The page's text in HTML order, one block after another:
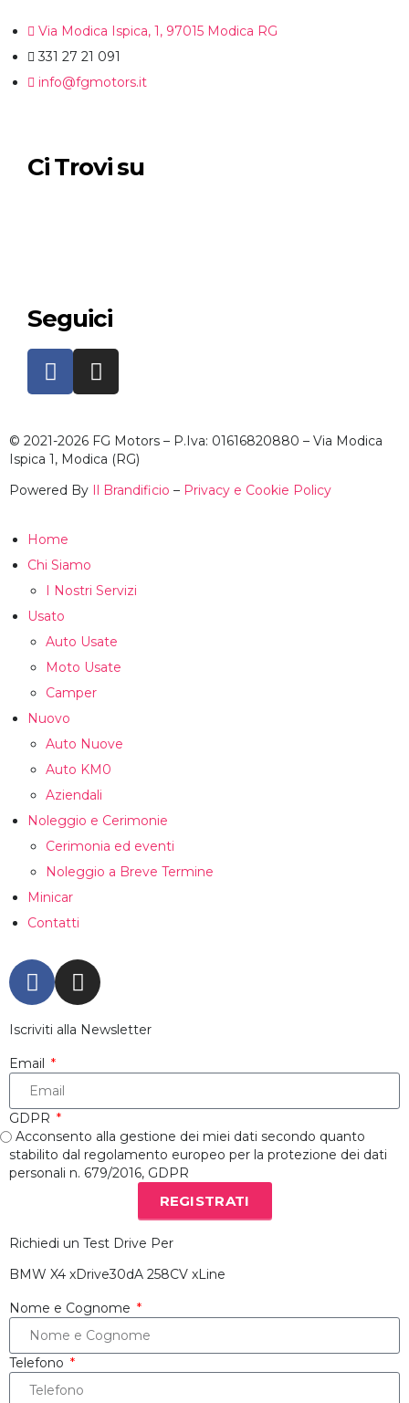
Via Modica Ispica, 1, 97015 Modica RG
331 27 21 091
info@fgmotors.it
Ci Trovi su
Seguici
© 2021-2026 FG Motors – P.Iva: 01616820880 – Via Modica
Ispica 1, Modica (RG)
Powered By Il Brandificio – Privacy e Cookie Policy
Home
Chi Siamo
I Nostri Servizi
Usato
Auto Usate
Moto Usate
Camper
Nuovo
Auto Nuove
Auto KM0
Aziendali
Noleggio e Cerimonie
Cerimonia ed eventi
Noleggio a Breve Termine
Minicar
Contatti
Iscriviti alla Newsletter
Email
GDPR
Acconsento alla gestione dei miei dati secondo quanto
stabilito dal regolamento europeo per la protezione dei dati
personali n. 679/2016, GDPR
REGISTRATI
Richiedi un Test Drive Per
BMW X4 xDrive30dA 258CV xLine
Nome e Cognome
Telefono